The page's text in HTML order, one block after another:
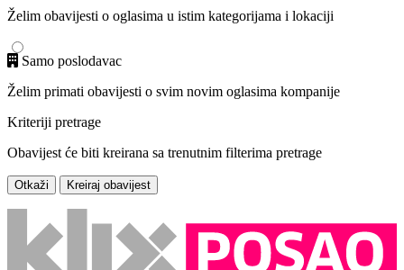
Želim obavijesti o oglasima u istim kategorijama i lokaciji
Samo poslodavac
Želim primati obavijesti o svim novim oglasima kompanije
Kriteriji pretrage
Obavijest će biti kreirana sa trenutnim filterima pretrage
Otkaži Kreiraj obavijest